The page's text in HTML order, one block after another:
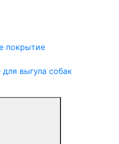
покрытие
выгула собак